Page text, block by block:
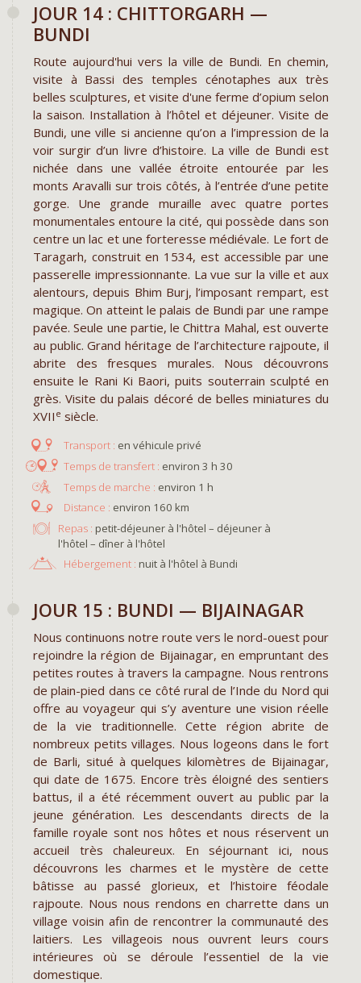
JOUR 14 : CHITTORGARH —
BUNDI
Route aujourd'hui vers la ville de Bundi. En chemin,
visite à Bassi des temples cénotaphes aux très
belles sculptures, et visite d'une ferme d’opium selon
la saison. Installation à l’hôtel et déjeuner. Visite de
Bundi, une ville si ancienne qu’on a l’impression de la
voir surgir d’un livre d’histoire. La ville de Bundi est
nichée dans une vallée étroite entourée par les
monts Aravalli sur trois côtés, à l’entrée d’une petite
gorge. Une grande muraille avec quatre portes
monumentales entoure la cité, qui possède dans son
centre un lac et une forteresse médiévale. Le fort de
Taragarh, construit en 1534, est accessible par une
passerelle impressionnante. La vue sur la ville et aux
alentours, depuis Bhim Burj, l’imposant rempart, est
magique. On atteint le palais de Bundi par une rampe
pavée. Seule une partie, le Chittra Mahal, est ouverte
au public. Grand héritage de l’architecture rajpoute, il
abrite des fresques murales. Nous découvrons
ensuite le Rani Ki Baori, puits souterrain sculpté en
grès. Visite du palais décoré de belles miniatures du
XVII e siècle.
en véhicule privé
environ 3 h 30
environ 1 h
environ 160 km
Repas : petit-déjeuner à l'hôtel – déjeuner à
l'hôtel – dîner à l'hôtel
Hébergement : nuit à l'hôtel à Bundi
JOUR 15 : BUNDI — BIJAINAGAR​
Nous continuons notre route vers le nord-ouest pour
rejoindre la région de Bijainagar, en empruntant des
petites routes à travers la campagne. Nous rentrons
de plain-pied dans ce côté rural de l’Inde du Nord qui
offre au voyageur qui s’y aventure une vision réelle
de la vie traditionnelle. Cette région abrite de
nombreux petits villages. Nous logeons dans le fort
de Barli, situé à quelques kilomètres de Bijainagar,
qui date de 1675. Encore très éloigné des sentiers
battus, il a été récemment ouvert au public par la
jeune génération. Les descendants directs de la
famille royale sont nos hôtes et nous réservent un
accueil très chaleureux. En séjournant ici, nous
découvrons les charmes et le mystère de cette
bâtisse au passé glorieux, et l’histoire féodale
rajpoute. Nous nous rendons en charrette dans un
village voisin afin de rencontrer la communauté des
laitiers. Les villageois nous ouvrent leurs cours
intérieures où se déroule l’essentiel de la vie
domestique.